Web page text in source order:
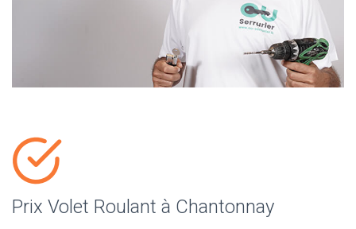
Prix Volet Roulant à Chantonnay